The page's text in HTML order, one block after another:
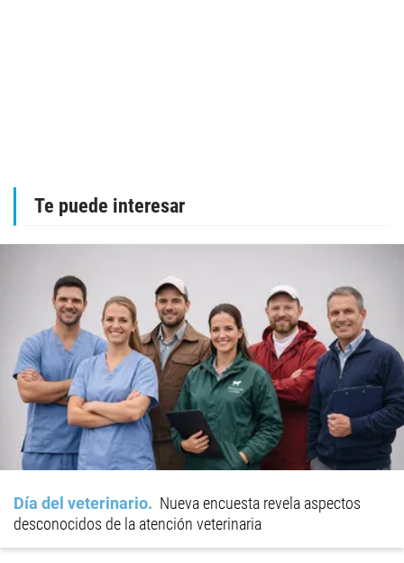
Te puede interesar
Día del veterinario
Nueva encuesta revela aspectos
desconocidos de la atención veterinaria